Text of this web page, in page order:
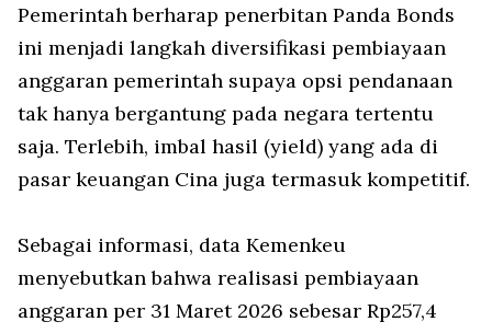
Pemerintah berharap penerbitan Panda Bonds
ini menjadi langkah diversifikasi pembiayaan
anggaran pemerintah supaya opsi pendanaan
tak hanya bergantung pada negara tertentu
saja. Terlebih, imbal hasil (yield) yang ada di
pasar keuangan Cina juga termasuk kompetitif.
Sebagai informasi, data Kemenkeu
menyebutkan bahwa realisasi pembiayaan
anggaran per 31 Maret 2026 sebesar Rp257,4